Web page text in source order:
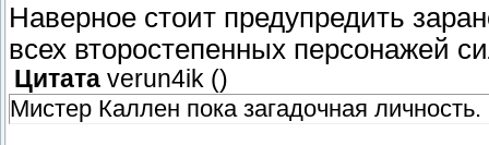
Наверное стоит предупредить
всех второстепенных персонажей
Цитата verun4ik ()
Мистер Каллен пока загадочная личность.